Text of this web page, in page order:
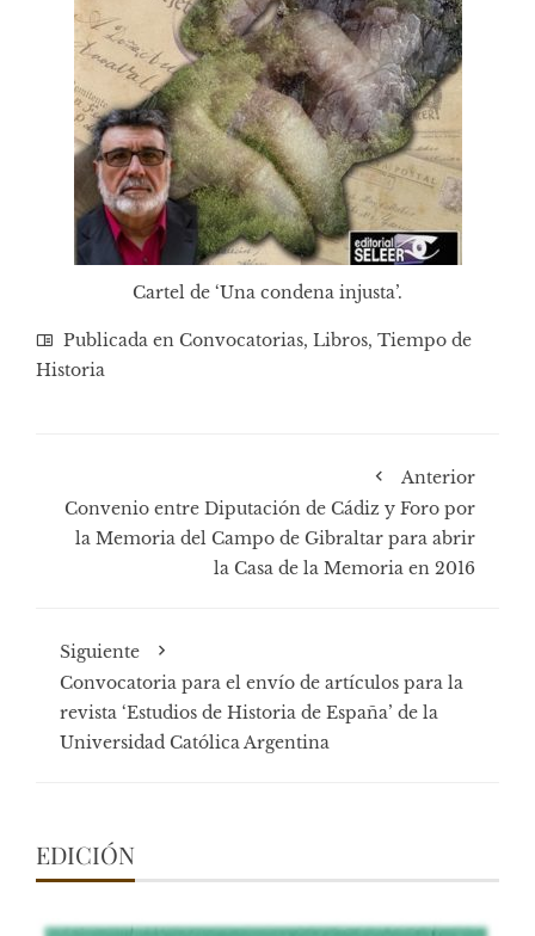
Cartel de ‘Una condena injusta’.
Publicada en Convocatorias, Libros, Tiempo de
Historia
Anterior
Convenio entre Diputación de Cádiz y Foro por
la Memoria del Campo de Gibraltar para abrir
la Casa de la Memoria en 2016
Siguiente
Convocatoria para el envío de artículos para la
revista ‘Estudios de Historia de España’ de la
Universidad Católica Argentina
EDICIÓN